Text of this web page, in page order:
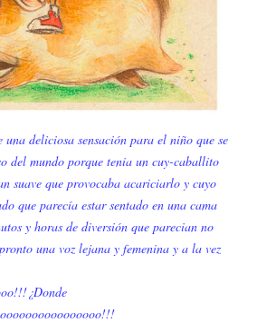
una deliciosa sensación para el niño que se
del mundo porque tenia un cuy-caballito
suave que provocaba acariciarlo y cuyo
que parecía estar sentado en una cama
y horas de diversión que parecian no
una voz lejana y femenina y a la vez